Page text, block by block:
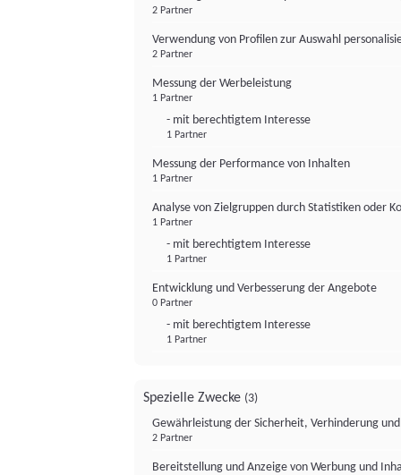
2 Partner
Verwendung von Profilen zur Auswahl
2 Partner
Messung der Werbeleistung
1 Partner
- mit berechtigtem Interesse
1 Partner
Messung der Performance von Inhalten
1 Partner
Analyse von Zielgruppen durch Statistiken oder
1 Partner
- mit berechtigtem Interesse
1 Partner
Entwicklung und Verbesserung der Angebote
0 Partner
- mit berechtigtem Interesse
1 Partner
Spezielle Zwecke (3)
Gewährleistung der Sicherheit, Verhinderung
2 Partner
Bereitstellung und Anzeige von Werbung und